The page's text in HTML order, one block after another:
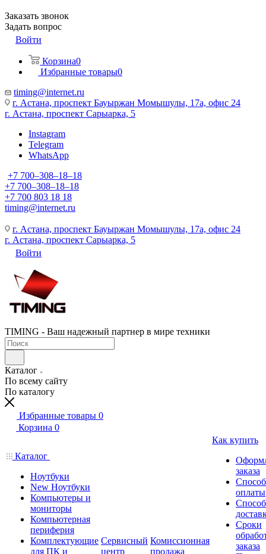
Заказать звонок
Задать вопрос
Войти
Корзина0
Избранные товары0
timing@internet.ru
г. Астана, проспект Бауыржан Момышулы, 17а, офис 24
г. Астана, проспект Сарыарка, 5
Instagram
Telegram
WhatsApp
+7 700‒308‒18‒18
+7 700‒308‒18‒18
+7 700 803 18 18
timing@internet.ru
г. Астана, проспект Бауыржан Момышулы, 17а, офис 24
г. Астана, проспект Сарыарка, 5
Войти
TIMING - Ваш надежный партнер в мире техники
Каталог
По всему сайту
По каталогу
Избранные товары 0
Корзина 0
Каталог
Ноутбуки
New Ноутбуки
Компьютеры и
мониторы
Компьютерная
периферия
Комплектующие
для ПК и
Сервисный
центр
Комиссионная
продажа
Как купить
заказа
оплаты
Сроки
заказа